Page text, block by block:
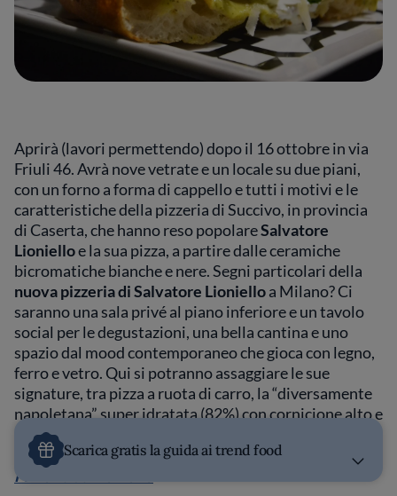
Aprirà (lavori permettendo) dopo il 16 ottobre in via
Friuli 46. Avrà nove vetrate e un locale su due piani,
con un forno a forma di cappello e tutti i motivi e le
caratteristiche della pizzeria di Succivo, in provincia
di Caserta, che hanno reso popolareSalvatore
Lionielloe la sua pizza, a partire dalle ceramiche
bicromatiche bianche e nere. Segni particolari della
nuova pizzeria diSalvatore Lionielloa Milano? Ci
saranno una sala privé al piano inferiore e un tavolo
social per le degustazioni, una bella cantina e uno
spazio dal mood contemporaneo che gioca con legno,
ferro e vetro. Qui si potranno assaggiare le sue
signature, tra pizza a ruota di carro, la “diversamente
napoletana” super idratata (82%) con cornicione alto e
il “sandwich di pizza” dalla consistenza crunchy.
Pizzeria da Lioniello
Scarica gratis la guida ai trend food